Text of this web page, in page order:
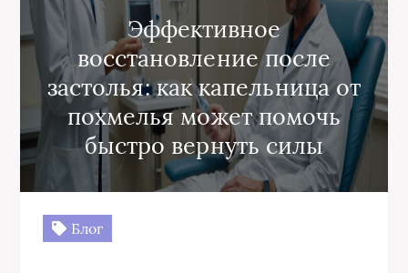
Эффективное
восстановление после
застолья: как капельница от
похмелья может помочь
быстро вернуть силы
Блог